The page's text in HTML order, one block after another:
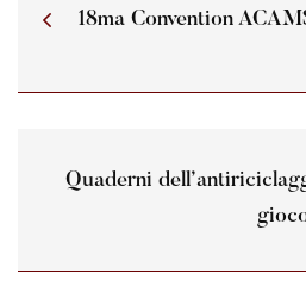
18ma Convention
Quaderni